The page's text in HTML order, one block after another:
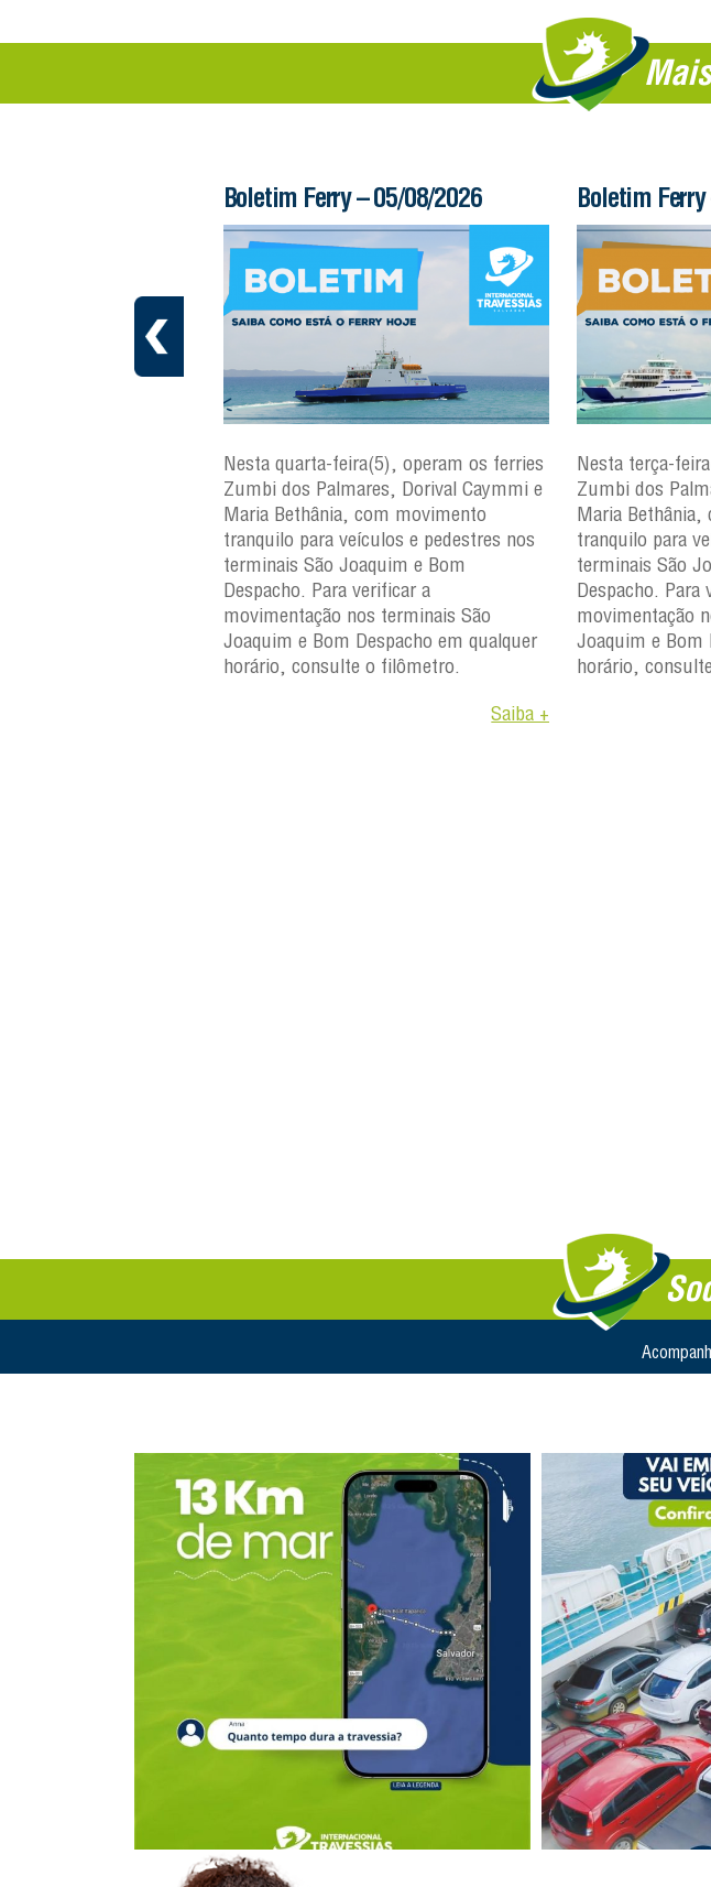
Boletim Ferry – 05/08/2026
Nesta quarta-feira(5), operam os ferries
Zumbi dos Palmares, Dorival Caymmi e
Maria Bethânia, com movimento
tranquilo para veículos e pedestres nos
terminais São Joaquim e Bom
Despacho. Para verificar a
movimentação nos terminais São
Joaquim e Bom Despacho em qualquer
horário, consulte o filômetro.
Saiba +
Boletim
Nesta terça-
Zumbi dos
Maria
tranquilo para
terminais São
Despacho. Para
movimentação
Joaquim e Bom
horário,